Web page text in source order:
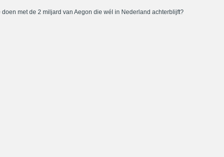
doen met de 2 miljard van Aegon die wél in Nederland achterblijft?